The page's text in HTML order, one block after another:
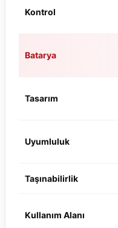
Kontrol
Batarya
Tasarım
Uyumluluk
Taşınabilirlik
Kullanım Alanı